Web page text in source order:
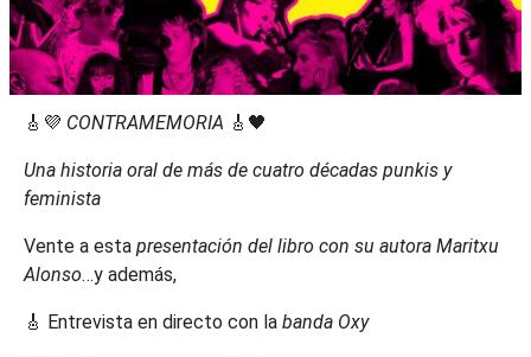
🎸💜 CONTRAMEMORIA 🎸🖤
Una historia oral de más de cuatro décadas punkis y
feminista
Vente a esta presentación del libro con su autora Maritxu
Alonso…y además,
🎸 Entrevista en directo con la banda Oxy